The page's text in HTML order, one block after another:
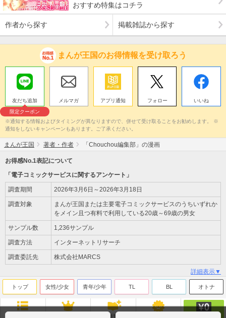
おすすめ特集はコチラ
作者から探す 掲載雑誌から探す
まんが王国のお得情報を受け取ろう
友だち追加
限定クーポン
メルマガ アプリ通知 フォロー いいね
※通知する情報およびタイミングが異なりますので、併せて受け取ることをお勧めします。 ※
通知をしないキャンペーンもあります。ご了承ください。
まんが王国 著者・作者 「Chouchou編集部」の漫画
お得感No.1表記について
「電子コミックサービスに関するアンケート」
調査期間 2026年3月6日～2026年3月18日
調査対象
まんが王国または主要電子コミックサービスのうちいずれか
をメイン且つ有料で利用している20歳～69歳の男女
サンプル数 1,236サンプル
調査方法 インターネットリサーチ
調査委託先 株式会社MARCS
詳細表示▼
トップ 女性/少女 青年/少年 TL BL オトナ
新刊